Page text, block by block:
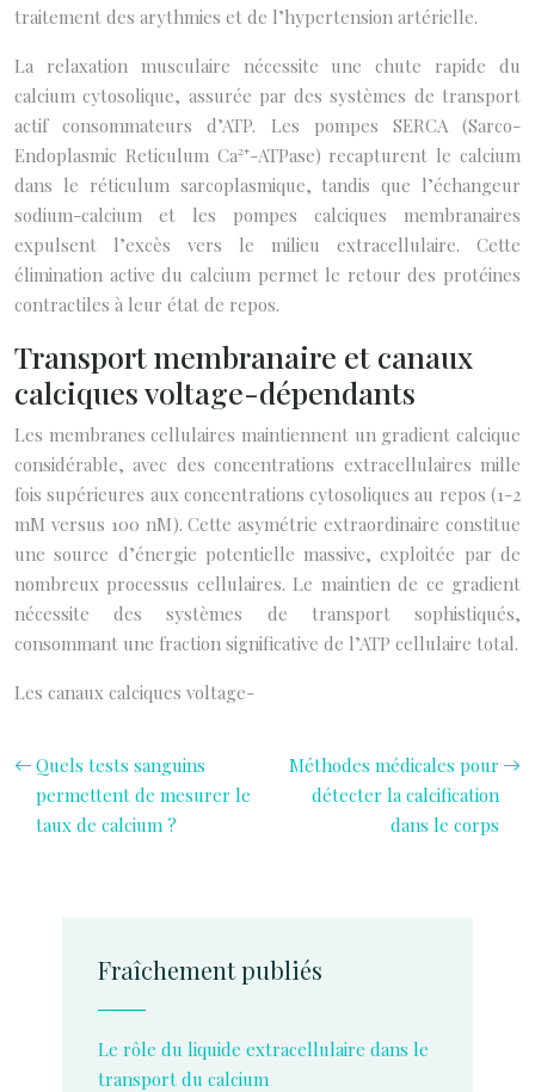
traitement des arythmies et de l’hypertension artérielle.
La relaxation musculaire nécessite une chute rapide du
calcium cytosolique, assurée par des systèmes de transport
actif consommateurs d’ATP. Les pompes SERCA (Sarco-
Endoplasmic Reticulum Ca²⁺-ATPase) recapturent le calcium
dans le réticulum sarcoplasmique, tandis que l’échangeur
sodium-calcium et les pompes calciques membranaires
expulsent l’excès vers le milieu extracellulaire. Cette
élimination active du calcium permet le retour des protéines
contractiles à leur état de repos.
Transport membranaire et canaux
calciques voltage-dépendants
Les membranes cellulaires maintiennent un gradient calcique
considérable, avec des concentrations extracellulaires mille
fois supérieures aux concentrations cytosoliques au repos (1-2
mM versus 100 nM). Cette asymétrie extraordinaire constitue
une source d’énergie potentielle massive, exploitée par de
nombreux processus cellulaires. Le maintien de ce gradient
nécessite des systèmes de transport sophistiqués,
consommant une fraction significative de l’ATP cellulaire total.
Les canaux calciques voltage-
Quels tests sanguins
permettent de mesurer le
taux de calcium ?
Méthodes médicales pour
détecter la calcification
dans le corps
Fraîchement publiés
Le rôle du liquide extracellulaire dans le
transport du calcium